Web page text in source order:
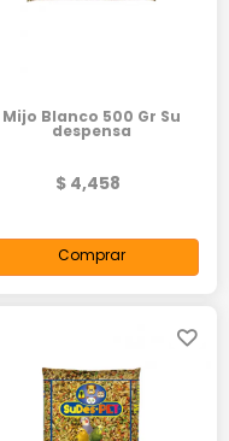
Mijo Blanco 500 Gr Su
despensa
$ 4,458
Comprar